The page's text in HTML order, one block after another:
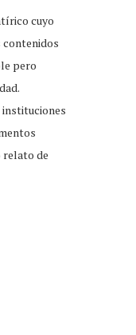
cuyo
contenidos
pero
relato de